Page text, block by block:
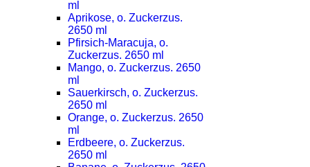
ml
Aprikose, o. Zuckerzus.
2650 ml
Pfirsich-Maracuja, o.
Zuckerzus. 2650 ml
Mango, o. Zuckerzus. 2650
ml
Sauerkirsch, o. Zuckerzus.
2650 ml
Orange, o. Zuckerzus. 2650
ml
Erdbeere, o. Zuckerzus.
2650 ml